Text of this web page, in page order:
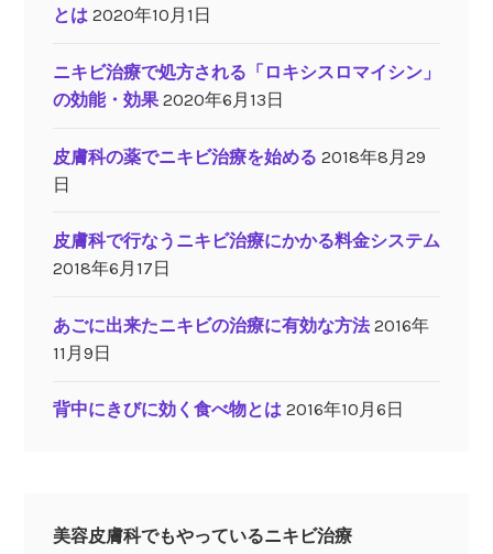
とは 2020年10月1日
ニキビ治療で処方される「ロキシスロマイシン」
の効能・効果 2020年6月13日
皮膚科の薬でニキビ治療を始める 2018年8月29
日
皮膚科で行なうニキビ治療にかかる料金システム
2018年6月17日
あごに出来たニキビの治療に有効な方法 2016年
11月9日
背中にきびに効く食べ物とは 2016年10月6日
美容皮膚科でもやっているニキビ治療